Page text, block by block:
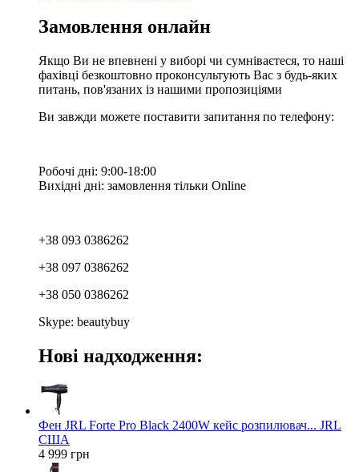
Замовлення онлайн
Якщо Ви не впевнені у виборі чи сумніваєтеся, то наші
фахівці безкоштовно проконсультують Вас з будь-яких
питань, пов'язаних із нашими пропозиціями
Ви завжди можете поставити запитання по телефону:
Робочі дні: 9:00-18:00
Вихідні дні: замовлення тільки Online
+38 093 0386262
+38 097 0386262
+38 050 0386262
Skype: beautybuy
Нові надходження:
Фен JRL Forte Pro Black 2400W кейс розпилювач... JRL
США
4 999 грн